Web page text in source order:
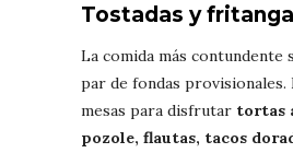
Tostadas y
La comida más contundente
par de fondas provisionales.
mesas para disfrutar tortas
pozole, flautas, tacos